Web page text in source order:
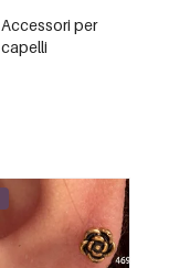
Accessori per
capelli